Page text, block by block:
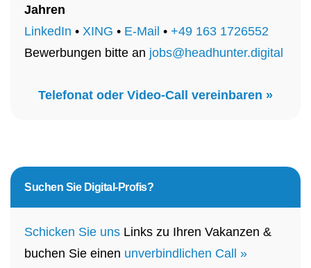
Jahren
LinkedIn • XING • E-Mail • +49 163 1726552
Bewerbungen bitte an jobs@headhunter.digital
Telefonat oder Video-Call vereinbaren »
Suchen SieDigital-Profis?
Schicken Sie uns Links zu Ihren Vakanzen &
buchen Sie einen unverbindlichen Call »